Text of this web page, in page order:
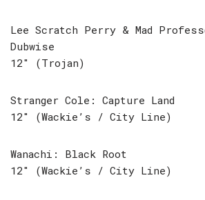
Lee Scratch Perry & Mad
Dubwise
12″ (Trojan)
Stranger Cole: Capture Land
12″ (Wackie’s / City Line)
Wanachi: Black Root
12″ (Wackie’s / City Line)